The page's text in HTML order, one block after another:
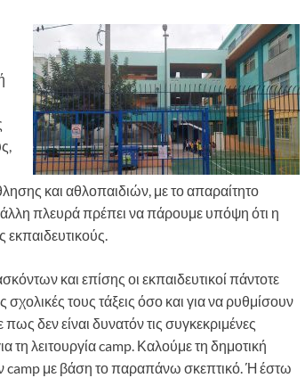
και αθλοπαιδιών, με το απαραίτητο
πλευρά πρέπει να πάρουμε υπόψη ότι η
εκπαιδευτικούς.
και επίσης οι εκπαιδευτικοί πάντοτε
σχολικές τους τάξεις όσο και για να ρυθμίσουν
δεν είναι δυνατόν τις συγκεκριμένες
τη λειτουργία camp. Καλούμε τη δημοτική
camp με βάση το παραπάνω σκεπτικό. Ή έστω